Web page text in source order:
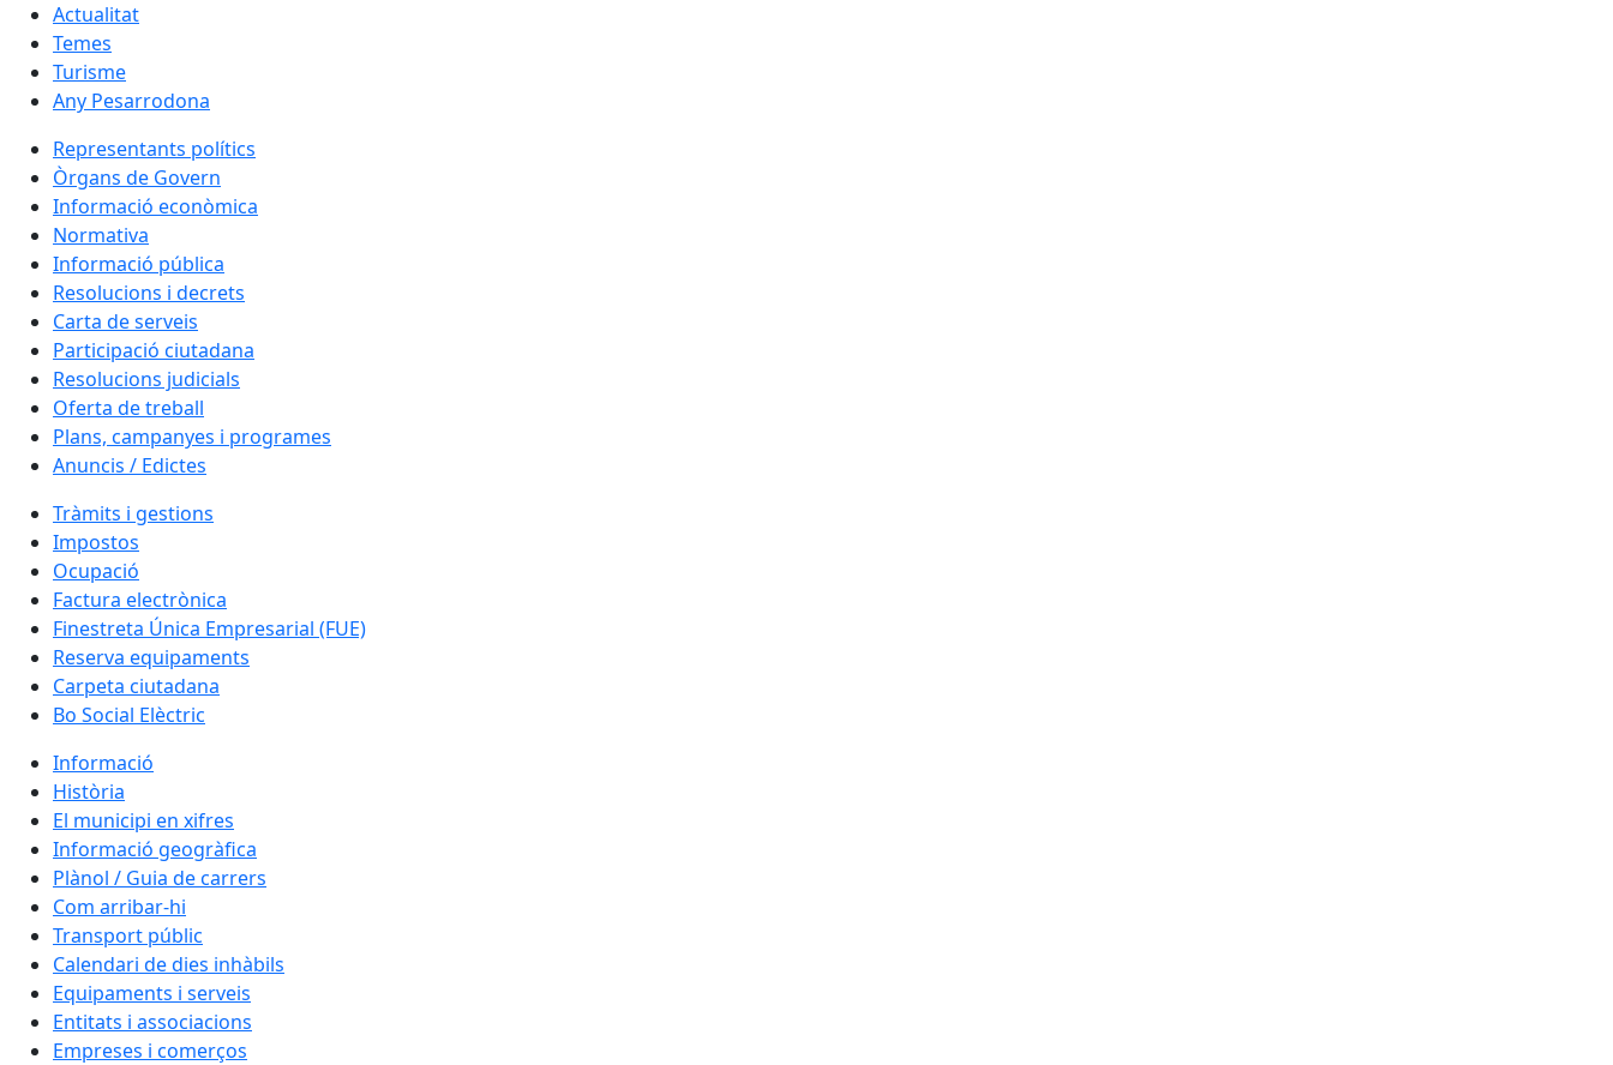
Actualitat
Temes
Turisme
Any Pesarrodona
Representants polítics
Òrgans de Govern
Informació econòmica
Normativa
Informació pública
Resolucions i decrets
Carta de serveis
Participació ciutadana
Resolucions judicials
Oferta de treball
Plans, campanyes i programes
Anuncis / Edictes
Tràmits i gestions
Impostos
Ocupació
Factura electrònica
Finestreta Única Empresarial (FUE)
Reserva equipaments
Carpeta ciutadana
Bo Social Elèctric
Informació
Història
El municipi en xifres
Informació geogràfica
Plànol / Guia de carrers
Com arribar-hi
Transport públic
Calendari de dies inhàbils
Equipaments i serveis
Entitats i associacions
Empreses i comerços